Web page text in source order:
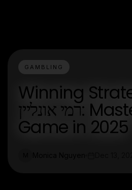
GAMBLING
Winning
רמי אונליין: Master Your
Game in 2025